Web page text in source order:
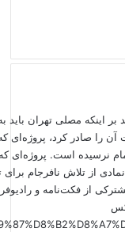
بر اینکه مصلی تهران
را صادر کرد، پروژه‌ای
نرسیده است. پروژه‌ای
نمادی از تلاش نافرجام
از فکت‌نامه و